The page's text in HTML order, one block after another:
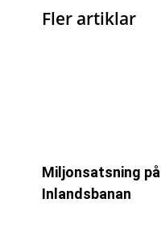
Fler artiklar
Miljonsatsning på
Inlandsbanan